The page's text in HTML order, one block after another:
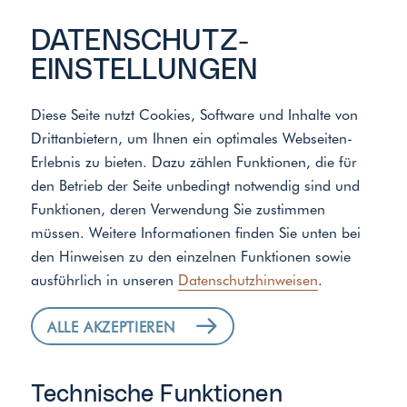
DATENSCHUTZ­
EINSTELLUNGEN
Diese Seite nutzt Cookies, Software und Inhalte von
Drittanbietern, um Ihnen ein optimales Webseiten-
Erlebnis zu bieten. Dazu zählen Funktionen, die für
den Betrieb der Seite unbedingt notwendig sind und
Funktionen, deren Verwendung Sie zustimmen
müssen. Weitere Informationen finden Sie unten bei
den Hinweisen zu den einzelnen Funktionen sowie
ausführlich in unseren Datenschutzhinweisen.
ALLE AKZEPTIEREN
Technische Funktionen
Start Standort Weygoldt Haustechnik GmbH
WEYGOLDT –